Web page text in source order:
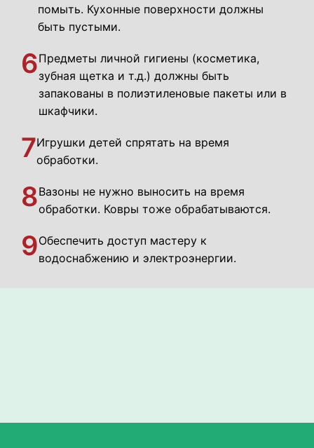
помыть. Кухонные поверхности должны
быть пустыми.
6Предметы личной гигиены (косметика,
зубная щетка и т.д.) должны быть
запакованы в полиэтиленовые пакеты или в
шкафчики.
7Игрушки детей спрятать на время
обработки.
8Вазоны не нужно выносить на время
обработки. Ковры тоже обрабатываются.
9Обеспечить доступ мастеру к
водоснабжению и электроэнергии.